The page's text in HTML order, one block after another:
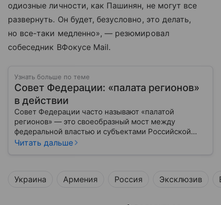
одиозные личности, как Пашинян, не могут все
развернуть. Он будет, безусловно, это делать,
но все-таки медленно», — резюмировал
собеседник ВФокусе Mail.
Узнать больше по теме
Совет Федерации: «палата регионов»
в действии
Совет Федерации часто называют «палатой
регионов» — это своеобразный мост между
федеральной властью и субъектами Российской
Федерации. Если Государственная Дума выражает
Читать дальше
Украина Армения Россия Эксклюзив